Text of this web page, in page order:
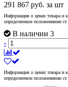
291 867 руб. за шт
Информация о ценах товара и
определяемом положениями
В наличии 3
-
Информация о ценах товара и
определяемом положениями